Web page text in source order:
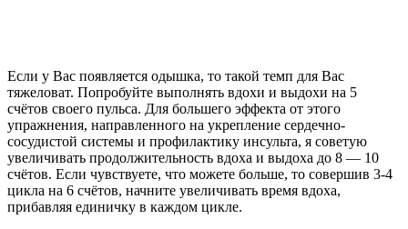
Если у Вас появляется одышка, то такой темп для Вас
тяжеловат. Попробуйте выполнять вдохи и выдохи на 5
счётов своего пульса. Для большего эффекта от этого
упражнения, направленного на укрепление сердечно-
сосудистой системы и профилактику инсульта, я советую
увеличивать продолжительность вдоха и выдоха до 8 — 10
счётов. Если чувствуете, что можете больше, то совершив 3-4
цикла на 6 счётов, начните увеличивать время вдоха,
прибавляя единичку в каждом цикле.